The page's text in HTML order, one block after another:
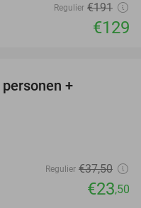
Regulier €191
€129
+
Regulier €37,50
€23,50